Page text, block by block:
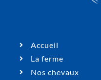
Accueil
La ferme
Nos chevaux